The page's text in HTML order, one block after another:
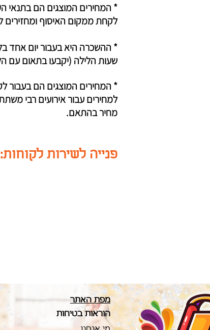
* המחירים המוצגים הם
לקחת ממקום האיסוף ומחזירים
* ההשכרה היא בעבור יום אחד
שעות הלילה (יקבעו בתאום עם
* המחירים המוצגים הם בעבור
למחירים עבור אירועים רבי
מחיר בהתאם.
פנייה לשירות לקוחות: 058-7500701
מפת האתר
הוראות בטיחות